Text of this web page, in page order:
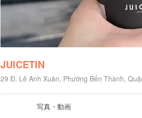
JUICETIN
29 Đ. Lê Anh Xuân, Phường Bến Thành,
写真・動画